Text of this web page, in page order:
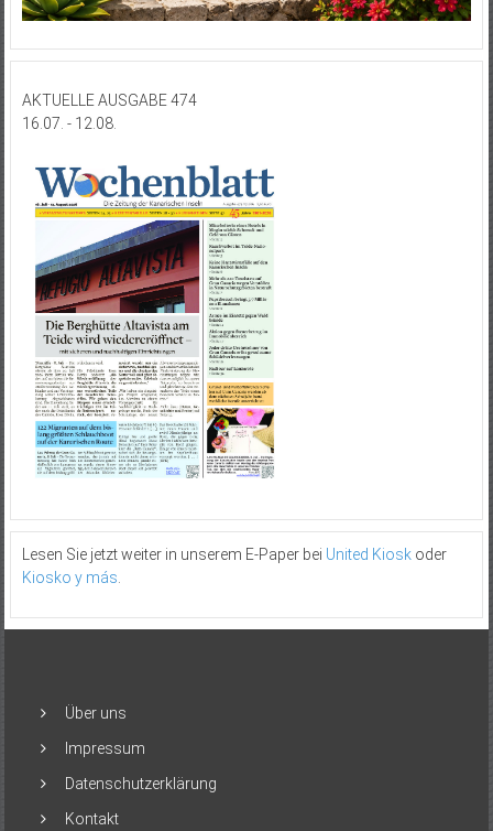
AKTUELLE AUSGABE 474
16.07. - 12.08.
Lesen Sie jetzt weiter in unserem E-Paper bei United Kioskoder
Kiosko y más
Über uns
Impressum
Datenschutzerklärung
Kontakt